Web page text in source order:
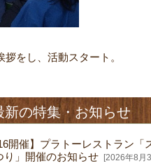
をし、活動スタート。
新の特集・お知らせ
開催】プラトーレストラン「
り」開催のお知らせ
[2026年8月